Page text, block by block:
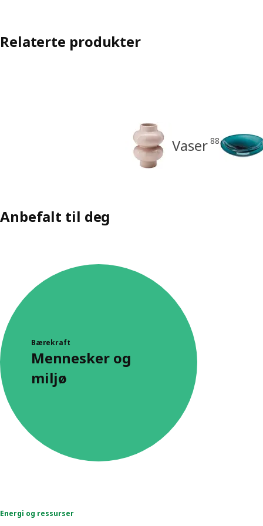
Relaterte produkter
Vaser 88
Anbefalt til deg
Bærekraft
Mennesker og
miljø
Energi og ressurser